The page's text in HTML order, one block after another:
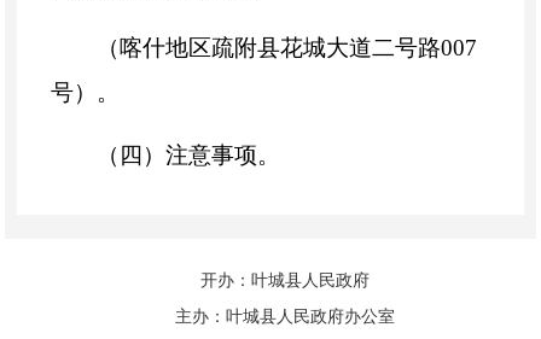
（喀什地区疏附县花城大道二号路007
号）。
（四）注意事项。
间、地点参加体能测评的，视为自动放
开办：叶城县人民政府
主办：叶城县人民政府办公室